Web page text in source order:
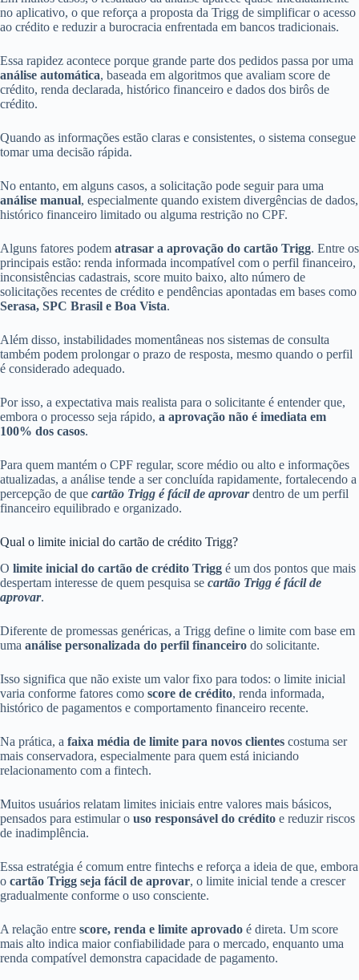
no aplicativo, o que reforça a proposta da Trigg de simplificar o acesso
ao crédito e reduzir a burocracia enfrentada em bancos tradicionais.
Essa rapidez acontece porque grande parte dos pedidos passa por uma
análise automática, baseada em algoritmos que avaliam score de
crédito, renda declarada, histórico financeiro e dados dos birôs de
crédito.
Quando as informações estão claras e consistentes, o sistema consegue
tomar uma decisão rápida.
No entanto, em alguns casos, a solicitação pode seguir para uma
análise manual, especialmente quando existem divergências de dados,
histórico financeiro limitado ou alguma restrição no CPF.
Alguns fatores podem atrasar a aprovação do cartão Trigg. Entre os
principais estão: renda informada incompatível com o perfil financeiro,
inconsistências cadastrais, score muito baixo, alto número de
solicitações recentes de crédito e pendências apontadas em bases como
Serasa, SPC Brasil e Boa Vista.
Além disso, instabilidades momentâneas nos sistemas de consulta
também podem prolongar o prazo de resposta, mesmo quando o perfil
é considerado adequado.
Por isso, a expectativa mais realista para o solicitante é entender que,
embora o processo seja rápido, a aprovação não é imediata em
100% dos casos.
Para quem mantém o CPF regular, score médio ou alto e informações
atualizadas, a análise tende a ser concluída rapidamente, fortalecendo a
percepção de que cartão Trigg é fácil de aprovardentro de um perfil
financeiro equilibrado e organizado.
Qual o limite inicial do cartão de crédito Trigg?
O limite inicial do cartão de crédito Trigg é um dos pontos que mais
despertam interesse de quem pesquisa se cartão Trigg é fácil de
aprovar.
Diferente de promessas genéricas, a Trigg define o limite com base em
uma análise personalizada do perfil financeiro do solicitante.
Isso significa que não existe um valor fixo para todos: o limite inicial
varia conforme fatores como score de crédito, renda informada,
histórico de pagamentos e comportamento financeiro recente.
Na prática, a faixa média de limite para novos clientes costuma ser
mais conservadora, especialmente para quem está iniciando
relacionamento com a fintech.
Muitos usuários relatam limites iniciais entre valores mais básicos,
pensados para estimular o uso responsável do crédito e reduzir riscos
de inadimplência.
Essa estratégia é comum entre fintechs e reforça a ideia de que, embora
o cartão Trigg seja fácil de aprovar, o limite inicial tende a crescer
gradualmente conforme o uso consciente.
A relação entre score, renda e limite aprovado é direta. Um score
mais alto indica maior confiabilidade para o mercado, enquanto uma
renda compatível demonstra capacidade de pagamento.